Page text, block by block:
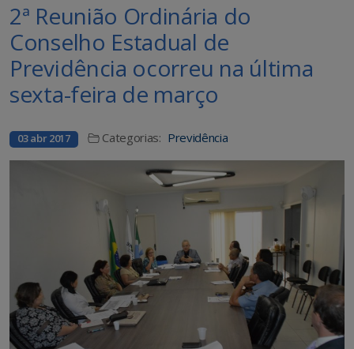
2ª Reunião Ordinária do
Conselho Estadual de
Previdência ocorreu na última
sexta-feira de março
03 abr 2017 Categorias: Previdência